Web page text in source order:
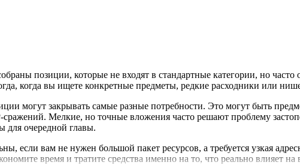
позиции, которые не входят в стандартные категории, но
когда вы ищете конкретные предметы, редкие расходники или
могут закрывать самые разные потребности. Это могут быть
Мелкие, но точные вложения часто решают проблему
для очередной главы.
если вам не нужен большой пакет ресурсов, а требуется узкая
время и тратите средства именно на то, что реально влияет на